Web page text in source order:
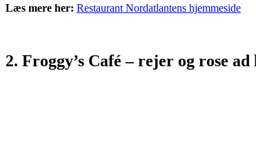
Læs mere her: Restaurant Nordatlantens hjemmeside
2. Froggy’s Café – rejer og rose